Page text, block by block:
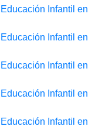
Infantil en
Infantil en
Infantil en
Infantil en
Infantil en